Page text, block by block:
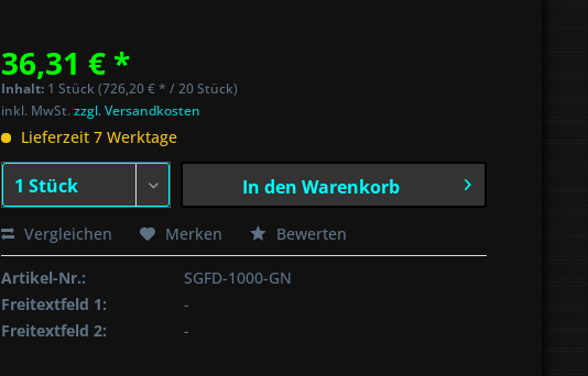
36,31 € *
Inhalt: 1 Stück (726,20 € * / 20 Stück)
inkl. MwSt.zzgl. Versandkosten
Lieferzeit 7 Werktage
In den Warenkorb
Vergleichen Merken Bewerten
Artikel-Nr.:
SGFD-1000-GN
Freitextfeld 1:
-
Freitextfeld 2:
-